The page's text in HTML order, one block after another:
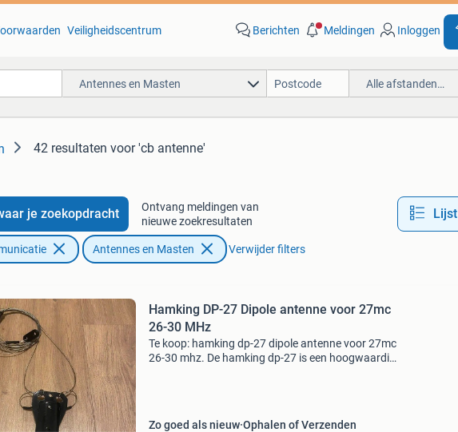
Veiligheidscentrum Berichten Meldingen Inloggen
Antennes en Masten Alle afstanden…
42 resultaten voor 'cb antenne'
je zoekopdracht
Ontvang meldingen van
nieuwe zoekresultaten
Lijst
Antennes en Masten Verwijder filters
Hamking DP-27 Dipole antenne voor 27mc
26-30 MHz
Te koop: hamking dp-27 dipole antenne voor 27mc
26-30 mhz. De hamking dp-27 is een hoogwaardige
Zo goed als nieuw Ophalen of Verzenden